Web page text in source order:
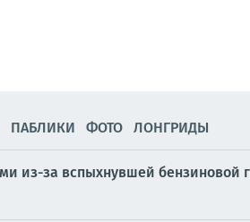
ПАБЛИКИ ФОТО ЛОНГРИДЫ
из-за вспыхнувшей бензиновой